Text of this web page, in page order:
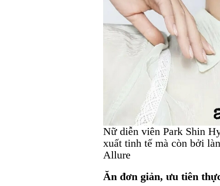
Nữ diễn viên Park Shin
xuất tinh tế mà còn bởi
Allure
Ăn đơn giản, ưu tiên